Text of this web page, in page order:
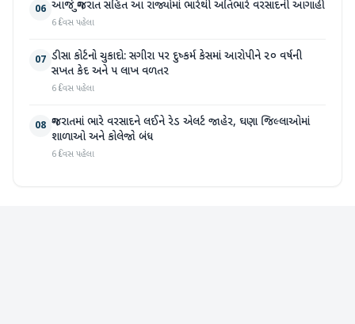
06 આજે ગુજરાત સહિત આ રાજ્યોમાં ભારેથી અતિભારે વરસાદની આગાહી
6 દિવસ પહેલા
07 ડીસા કોર્ટનો ચુકાદો: સગીરા પર દુષ્કર્મ કેસમાં આરોપીને ૨૦ વર્ષની
સખત કેદ અને ૫ લાખ વળતર
6 દિવસ પહેલા
08 ગુજરાતમાં ભારે વરસાદને લઈને રેડ એલર્ટ જાહેર, ઘણા જિલ્લાઓમાં
શાળાઓ અને કોલેજો બંધ
6 દિવસ પહેલા